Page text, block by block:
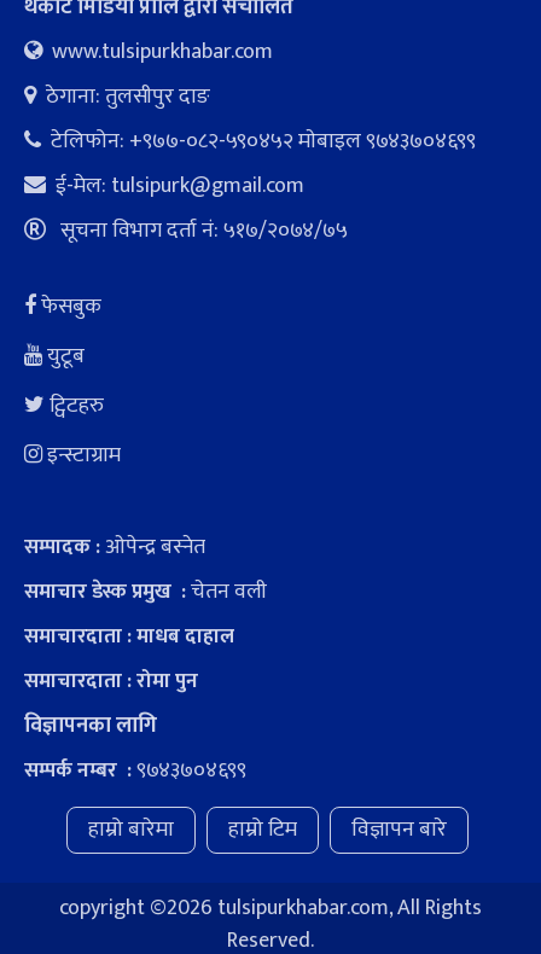
www.tulsipurkhabar.com
ठेगाना: तुलसीपुर दाङ
टेलिफोन: +९७७-०८२-५९०४५२ माेबाइल ९७४३७०४६९९
ई-मेल: tulsipurk@gmail.com
सूचना विभाग दर्ता नं: ५१७/२०७४/७५
फेसबुक
युटूब
ट्विटहरु
इन्स्टाग्राम
सम्पादक :ओपेन्द्र बस्नेत
समाचार डेस्क प्रमुख :चेतन वली
समाचारदाता : माधब दाहाल
समाचारदाता : रोमा पुन
विज्ञापनका लागि
सम्पर्क नम्बर :९७४३७०४६९९
हाम्रो बारेमा
हाम्रो टिम विज्ञापन बारे
copyright ©2026 tulsipurkhabar.com, All Rights
Reserved.